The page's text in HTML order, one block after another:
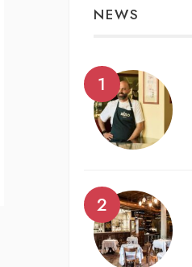
NEWS